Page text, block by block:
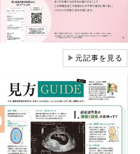
▶元記事を見る